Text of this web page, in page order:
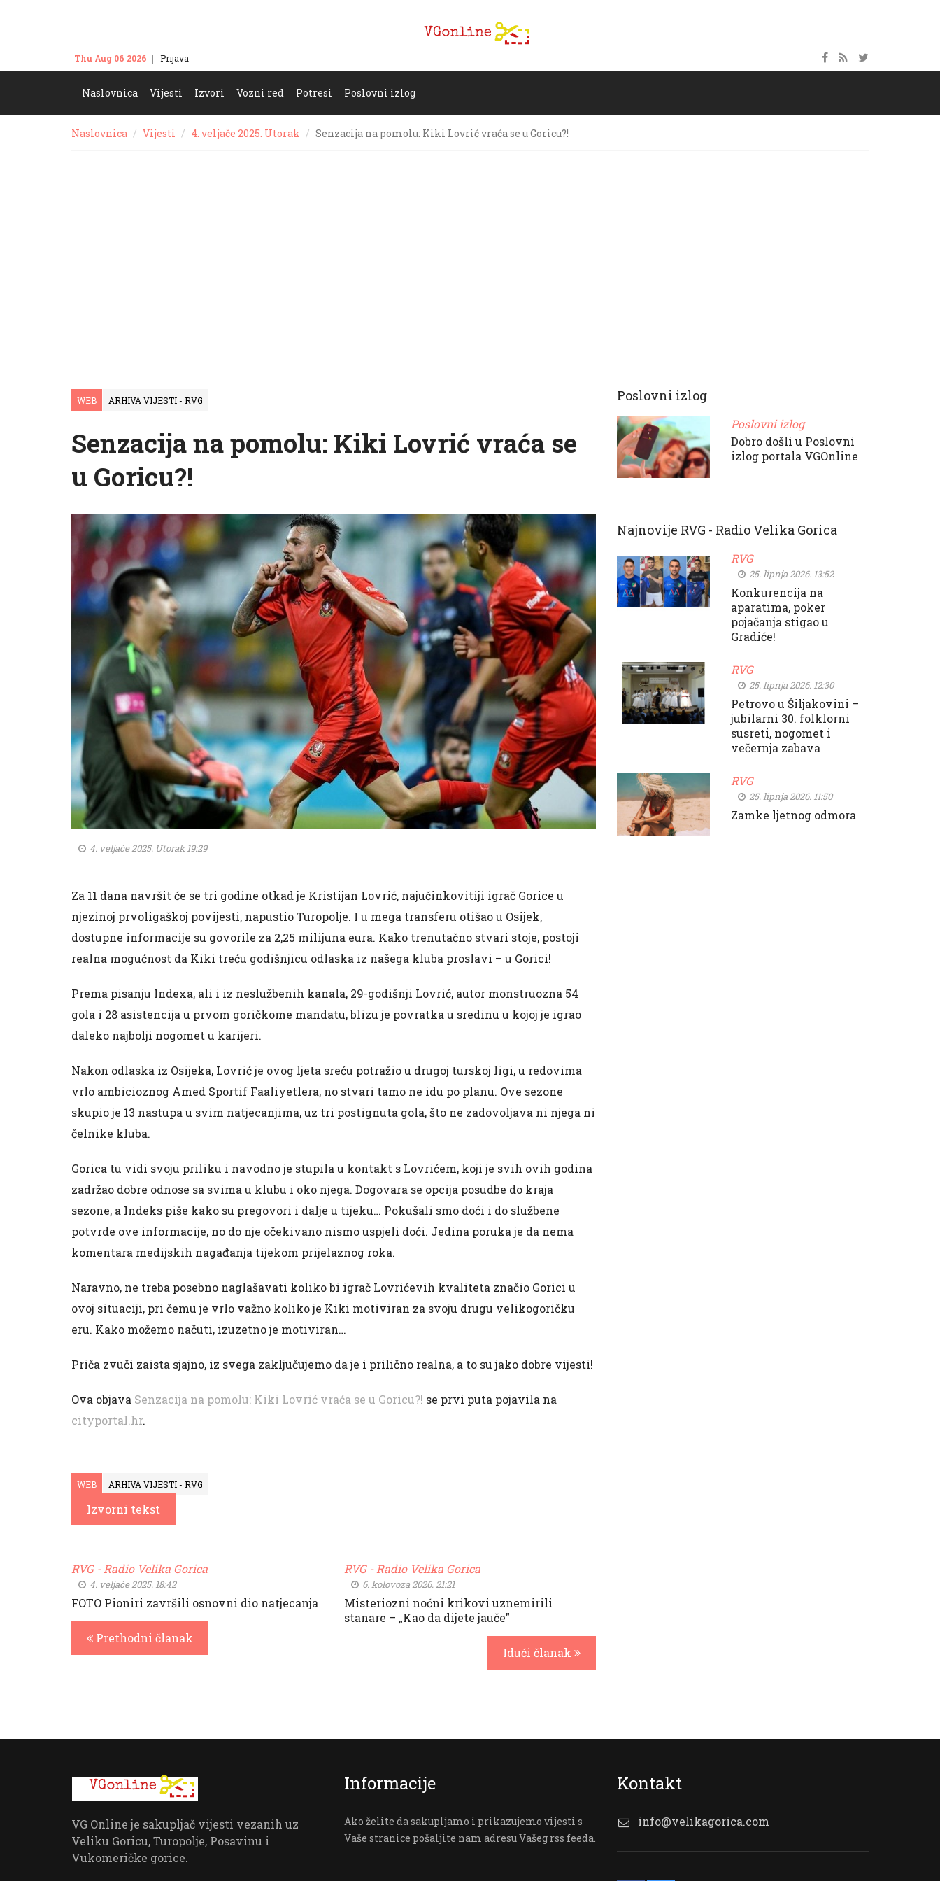
Thu Aug 06 2026 Prijava
Naslovnica Vijesti Izvori Vozni red Potresi Poslovni izlog
Naslovnica Vijesti 4. veljače 2025. Utorak Senzacija na pomolu: Kiki Lovrić vraća se u Goricu?!
WEB ARHIVA VIJESTI - RVG
Senzacija na pomolu: Kiki Lovrić vraća se
u Goricu?!
4. veljače 2025. Utorak 19:29
Za 11 dana navršit će se tri godine otkad je Kristijan Lovrić, najučinkovitiji igrač Gorice u
njezinoj prvoligaškoj povijesti, napustio Turopolje. I u mega transferu otišao u Osijek,
dostupne informacije su govorile za 2,25 milijuna eura. Kako trenutačno stvari stoje, postoji
realna mogućnost da Kiki treću godišnjicu odlaska iz našega kluba proslavi – u Gorici!
Prema pisanju Indexa, ali i iz neslužbenih kanala, 29-godišnji Lovrić, autor monstruozna 54
gola i 28 asistencija u prvom goričkome mandatu, blizu je povratka u sredinu u kojoj je igrao
daleko najbolji nogomet u karijeri.
Nakon odlaska iz Osijeka, Lovrić je ovog ljeta sreću potražio u drugoj turskoj ligi, u redovima
vrlo ambicioznog Amed Sportif Faaliyetlera, no stvari tamo ne idu po planu. Ove sezone
skupio je 13 nastupa u svim natjecanjima, uz tri postignuta gola, što ne zadovoljava ni njega ni
čelnike kluba.
Gorica tu vidi svoju priliku i navodno je stupila u kontakt s Lovrićem, koji je svih ovih godina
zadržao dobre odnose sa svima u klubu i oko njega. Dogovara se opcija posudbe do kraja
sezone, a Indeks piše kako su pregovori i dalje u tijeku… Pokušali smo doći i do službene
potvrde ove informacije, no do nje očekivano nismo uspjeli doći. Jedina poruka je da nema
komentara medijskih nagađanja tijekom prijelaznog roka.
Naravno, ne treba posebno naglašavati koliko bi igrač Lovrićevih kvaliteta značio Gorici u
ovoj situaciji, pri čemu je vrlo važno koliko je Kiki motiviran za svoju drugu velikogoričku
eru. Kako možemo načuti, izuzetno je motiviran…
Priča zvuči zaista sjajno, iz svega zaključujemo da je i prilično realna, a to su jako dobre vijesti!
Ova objava Senzacija na pomolu: Kiki Lovrić vraća se u Goricu?! se prvi puta pojavila na
cityportal.hr.
WEB ARHIVA VIJESTI - RVG
Izvorni tekst
RVG - Radio Velika Gorica
4. veljače 2025. 18:42
FOTO Pioniri završili osnovni dio natjecanja
Prethodni članak
RVG - Radio Velika Gorica
6. kolovoza 2026. 21:21
Misteriozni noćni krikovi uznemirili
stanare – „Kao da dijete jauče”
Idući članak
Poslovni izlog
Poslovni izlog
Dobro došli u Poslovni
izlog portala VGOnline
Najnovije RVG - Radio Velika Gorica
RVG
25. lipnja 2026. 13:52
Konkurencija na
aparatima, poker
pojačanja stigao u
Gradiće!
RVG
25. lipnja 2026. 12:30
Petrovo u Šiljakovini –
jubilarni 30. folklorni
susreti, nogomet i
večernja zabava
RVG
25. lipnja 2026. 11:50
Zamke ljetnog odmora
VG Online je sakupljač vijesti vezanih uz
Veliku Goricu, Turopolje, Posavinu i
Vukomeričke gorice.
Informacije
Ako želite da sakupljamo i prikazujemo vijesti s
Vaše stranice pošaljite nam adresu Vašeg rss feeda.
Kontakt
info@velikagorica.com